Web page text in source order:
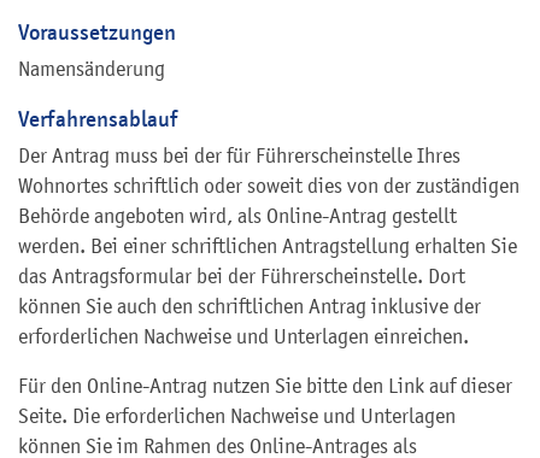
Voraussetzungen
Namensänderung
Verfahrensablauf
Der Antrag muss bei der für Führerscheinstelle Ihres
Wohnortes schriftlich oder soweit dies von der zuständigen
Behörde angeboten wird, als Online-Antrag gestellt
werden. Bei einer schriftlichen Antragstellung erhalten Sie
das Antragsformular bei der Führerscheinstelle. Dort
können Sie auch den schriftlichen Antrag inklusive der
erforderlichen Nachweise und Unterlagen einreichen.
Für den Online-Antrag nutzen Sie bitte den Link auf dieser
Seite. Die erforderlichen Nachweise und Unterlagen
können Sie im Rahmen des Online-Antrages als